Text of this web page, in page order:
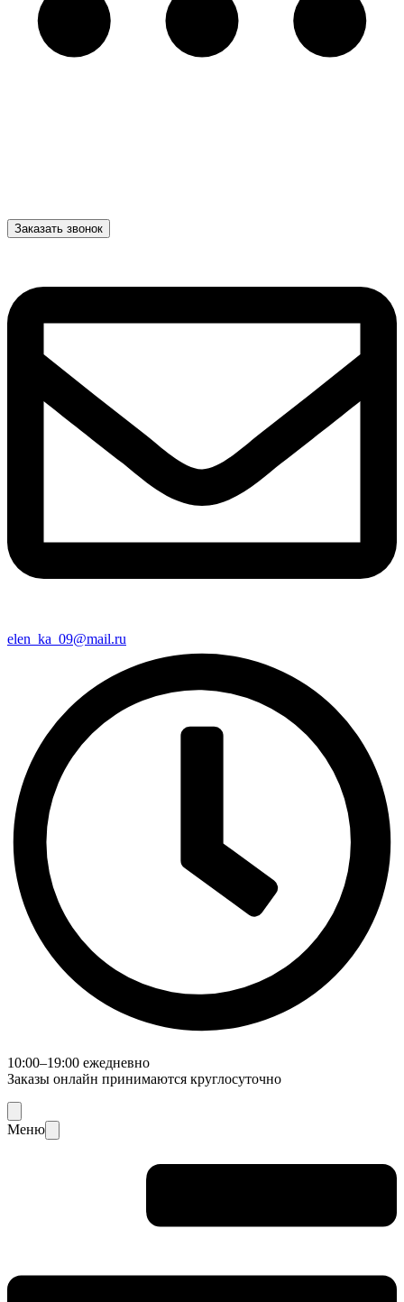
Заказать звонок
elen_ka_09@mail.ru
10:00–19:00 ежедневно
Заказы онлайн принимаются круглосуточно
Меню